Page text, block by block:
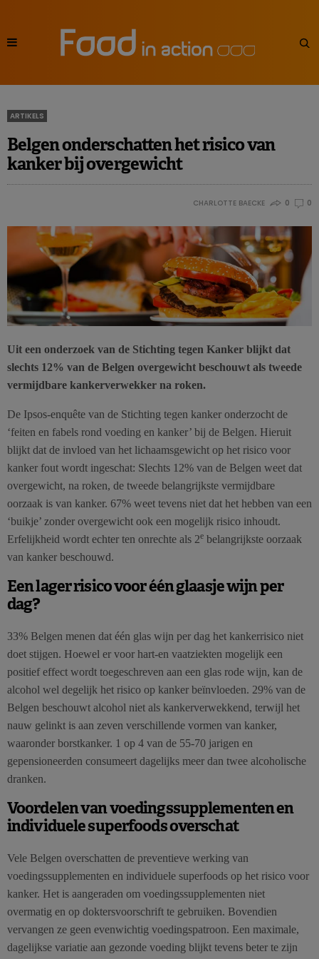
ARTIKELS
Belgen onderschatten het risico van
kanker bij overgewicht
CHARLOTTE BAECKE 0 0
Uit een onderzoek van de Stichting tegen Kanker blijkt dat
slechts 12% van de Belgen overgewicht beschouwt als tweede
vermijdbare kankerverwekker na roken.
De Ipsos-enquête van de Stichting tegen kanker onderzocht de
‘feiten en fabels rond voeding en kanker’ bij de Belgen. Hieruit
blijkt dat de invloed van het lichaamsgewicht op het risico voor
kanker fout wordt ingeschat: Slechts 12% van de Belgen weet dat
overgewicht, na roken, de tweede belangrijkste vermijdbare
oorzaak is van kanker. 67% weet tevens niet dat het hebben van een
‘buikje’ zonder overgewicht ook een mogelijk risico inhoudt.
Erfelijkheid wordt echter ten onrechte als 2e belangrijkste oorzaak
van kanker beschouwd.
Een lager risico voor één glaasje wijn per
dag?
33% Belgen menen dat één glas wijn per dag het kankerrisico niet
doet stijgen. Hoewel er voor hart-en vaatziekten mogelijk een
positief effect wordt toegeschreven aan een glas rode wijn, kan de
alcohol wel degelijk het risico op kanker beïnvloeden. 29% van de
Belgen beschouwt alcohol niet als kankerverwekkend, terwijl het
nauw gelinkt is aan zeven verschillende vormen van kanker,
waaronder borstkanker. 1 op 4 van de 55-70 jarigen en
gepensioneerden consumeert dagelijks meer dan twee alcoholische
dranken.
Voordelen van voedingssupplementen en
individuele superfoods overschat
Vele Belgen overschatten de preventieve werking van
voedingssupplementen en individuele superfoods op het risico voor
kanker. Het is aangeraden om voedingssupplementen niet
overmatig en op doktersvoorschrift te gebruiken. Bovendien
vervangen ze geen evenwichtig voedingspatroon. Een maximale,
dagelijkse variatie aan gezonde voeding blijkt tevens beter te zijn